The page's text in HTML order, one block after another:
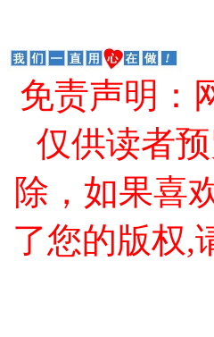
免责声明：
仅供读者
除，如果喜
了您的版权,